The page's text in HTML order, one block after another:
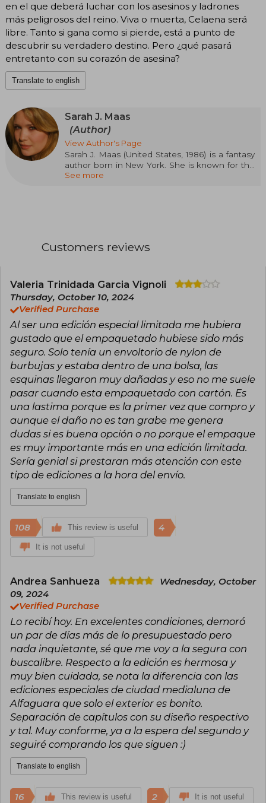
en el que deberá luchar con los asesinos y ladrones
más peligrosos del reino. Viva o muerta, Celaena será
libre. Tanto si gana como si pierde, está a punto de
descubrir su verdadero destino. Pero ¿qué pasará
entretanto con su corazón de asesina?
Translate to english
Sarah J. Maas
(Author)
View Author's Page
Sarah J. Maas (United States, 1986) is a fantasy
author born in New York. She is known for the
Throne of Glass series, started when she was
worlds and memorable characters, and has
Born in New York, she currently lives in
Pennsylvania with her husband and dog, and
has a community of more than thirty thousand
followers on Twitter and Facebook.
See more
Customers reviews
Valeria Trinidada Garcia Vignoli
Thursday, October 10, 2024
Verified Purchase
Al ser una edición especial limitada me hubiera
gustado que el empaquetado hubiese sido más
seguro. Solo tenía un envoltorio de nylon de
burbujas y estaba dentro de una bolsa, las
esquinas llegaron muy dañadas y eso no me suele
pasar cuando esta empaquetado con cartón. Es
una lastima porque es la primer vez que compro y
aunque el daño no es tan grabe me genera
dudas si es buena opción o no porque el empaque
es muy importante más en una edición limitada.
Sería genial si prestaran más atención con este
tipo de ediciones a la hora del envío.
Translate to english
108 This review is useful 4
It is not useful
Andrea Sanhueza
Wednesday, October
09, 2024
Verified Purchase
Lo recibí hoy. En excelentes condiciones, demoró
un par de días más de lo presupuestado pero
nada inquietante, sé que me voy a la segura con
buscalibre. Respecto a la edición es hermosa y
muy bien cuidada, se nota la diferencia con las
ediciones especiales de ciudad medialuna de
Alfaguara que solo el exterior es bonito.
Separación de capítulos con su diseño respectivo
y tal. Muy conforme, ya a la espera del segundo y
seguiré comprando los que siguen :)
Translate to english
16 This review is useful 2 It is not useful